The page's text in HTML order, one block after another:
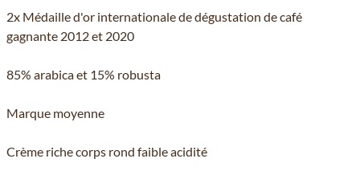
2x Médaille d'or internationale de dégustation de café
gagnante 2012 et 2020
85% arabica et 15% robusta
Marque moyenne
Crème riche corps rond faible acidité